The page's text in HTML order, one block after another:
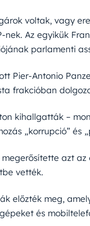
voltak, vagy
nek. Az egyikük
parlamenti
Pier-Antonio
frakcióban
kihallgatták –
„korrupció” és
azt
vették.
előzték meg,
és